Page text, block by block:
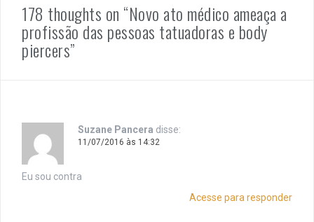
178 thoughts on “Novo ato médico ameaça a
profissão das pessoas tatuadoras e body
piercers”
Suzane Pancera disse:
11/07/2016 às 14:32
Eu sou contra
Acesse para responder